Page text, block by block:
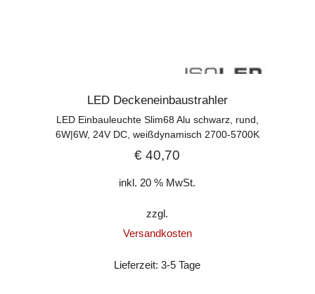
LED Deckeneinbaustrahler
LED Einbauleuchte Slim68 Alu schwarz, rund,
6W|6W, 24V DC, weißdynamisch 2700-5700K
€ 40,70
inkl. 20 % MwSt.
zzgl.
Versandkosten
Lieferzeit:3-5 Tage